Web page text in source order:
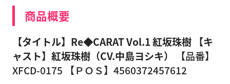
商品概要
【タイトル】Re◆CARAT Vol.1 紅坂珠樹 【キ
ャスト】紅坂珠樹（CV.中島ヨシキ）
【品番】
XFCD-0175 【ＰＯＳ】4560372457612